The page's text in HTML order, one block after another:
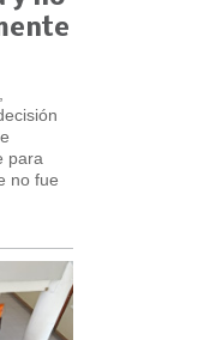
para
no fue